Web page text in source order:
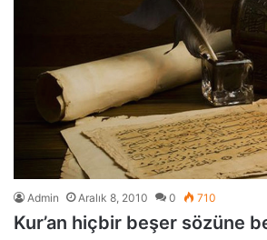
Admin Aralık 8, 2010 0 710
Kur’an hiçbir beşer sözüne